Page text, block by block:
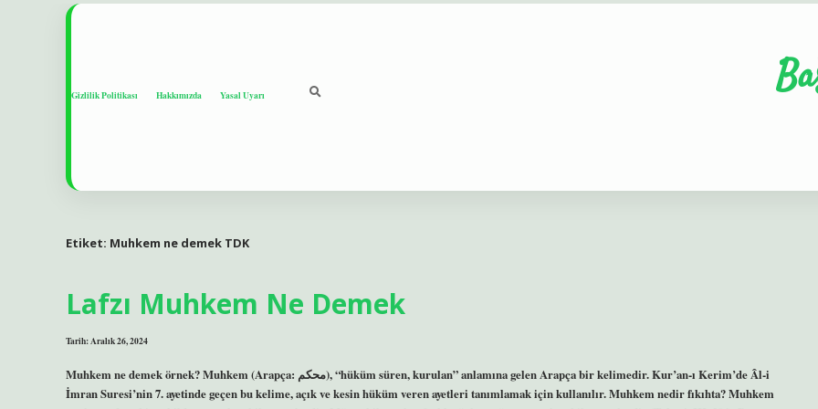
Gizlilik Politikası Hakkımızda Yasal Uyarı
Etiket: Muhkem ne demek TDK
Lafzı Muhkem Ne Demek
Tarih: Aralık 26, 2024
Muhkem ne demek örnek? Muhkem (Arapça: محكم), “hüküm süren, kurulan” anlamına gelen Arapça bir kelimedir. Kur’an-ı Kerim’de Âl-i
İmran Suresi’nin 7. ayetinde geçen bu kelime, açık ve kesin hüküm veren ayetleri tanımlamak için kullanılır. Muhkem nedir fıkıhta? Muhkem